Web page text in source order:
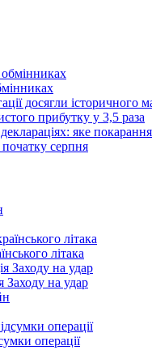
досягли історичного
прибутку у 3,5 раза
яке покарання
серпня
літака
Заходу на удар
операції